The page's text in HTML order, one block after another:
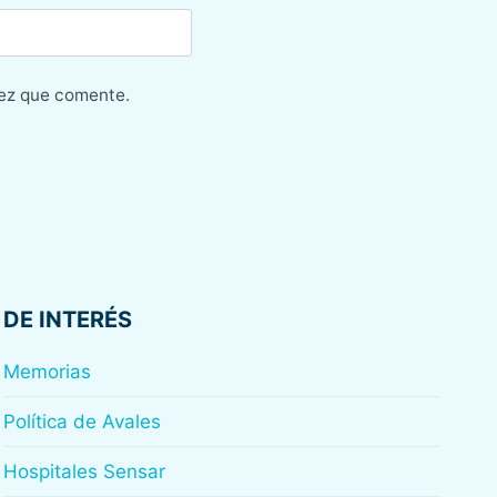
que comente.
DE INTERÉS
Memorias
Política de Avales
Hospitales Sensar